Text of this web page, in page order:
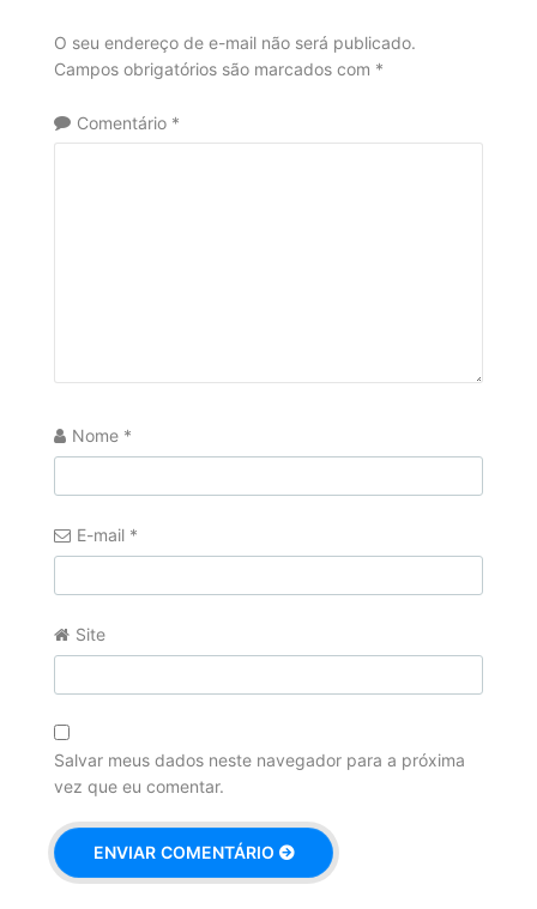
O seu endereço de e-mail não será publicado.
Campos obrigatórios são marcados com *
Comentário *
Nome *
E-mail *
Site
Salvar meus dados neste navegador para a próxima
vez que eu comentar.